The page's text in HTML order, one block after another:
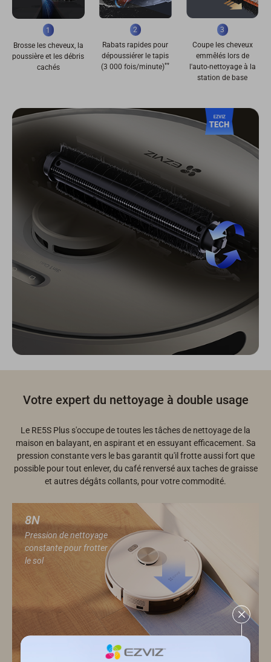
1
Brosse les cheveux, la
poussière et les débris
cachés
2
Rabats rapides pour
dépoussiérer le tapis
(3 000 fois/minute)**
3
Coupe les cheveux
emmêlés lors de
l'auto-nettoyage à la
station de base
Votre expert du nettoyage à double usage
Le RE5S Plus s'occupe de toutes les tâches de nettoyage de la
maison en balayant, en aspirant et en essuyant efficacement. Sa
pression constante vers le bas garantit qu'il frotte aussi fort que
possible pour tout enlever, du café renversé aux taches de graisse
et autres dégâts collants, pour votre commodité.
8N
Pression de nettoyage
constante pour frotter
le sol